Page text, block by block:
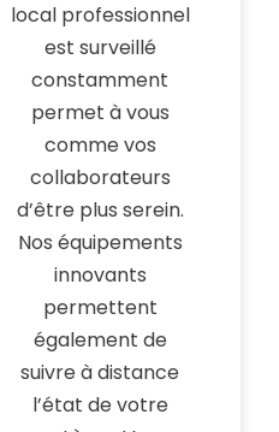
local professionnel
est surveillé
constamment
permet à vous
comme vos
collaborateurs
d’être plus serein.
Nos équipements
innovants
permettent
également de
suivre à distance
l’état de votre